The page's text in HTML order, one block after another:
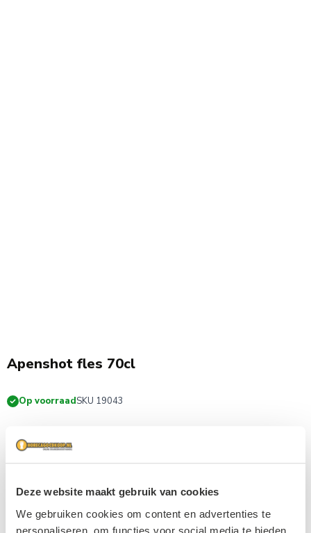
Deze website maakt gebruik van cookies
We gebruiken cookies om content en advertenties te
personaliseren, om functies voor social media te bieden
Apenshot fles 70cl
Op voorraadSKU 19043
Koop meer en bespaar flink